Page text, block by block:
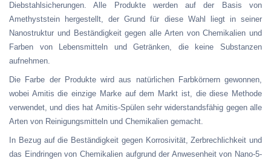
Diebstahlsicherungen. Alle Produkte werden auf der Basis von
Amethyststein hergestellt, der Grund für diese Wahl liegt in seiner
Nanostruktur und Beständigkeit gegen alle Arten von Chemikalien und
Farben von Lebensmitteln und Getränken, die keine Substanzen
aufnehmen.
Die Farbe der Produkte wird aus natürlichen Farbkörnern gewonnen,
wobei Amitis die einzige Marke auf dem Markt ist, die diese Methode
verwendet, und dies hat Amitis-Spülen sehr widerstandsfähig gegen alle
Arten von Reinigungsmitteln und Chemikalien gemacht.
In Bezug auf die Beständigkeit gegen Korrosivität, Zerbrechlichkeit und
das Eindringen von Chemikalien aufgrund der Anwesenheit von Nano-5-